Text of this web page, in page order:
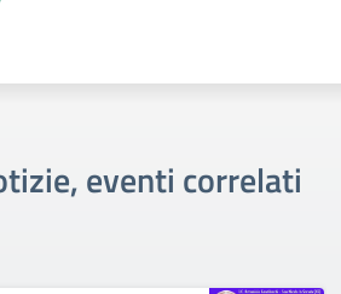
eventi correlati